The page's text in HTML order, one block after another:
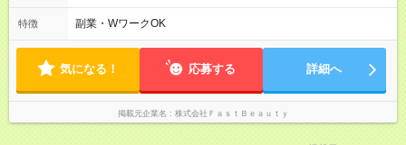
2日～、1日5時間～OK シフトはご希望を伺いながら相談のうえ
決定します 扶養内勤務・ダブルワークOK
特徴 副業・WワークOK
気になる！ 応募する 詳細へ
掲載元企業名 株式会社ＦａｓｔＢｅａｕｔｙ